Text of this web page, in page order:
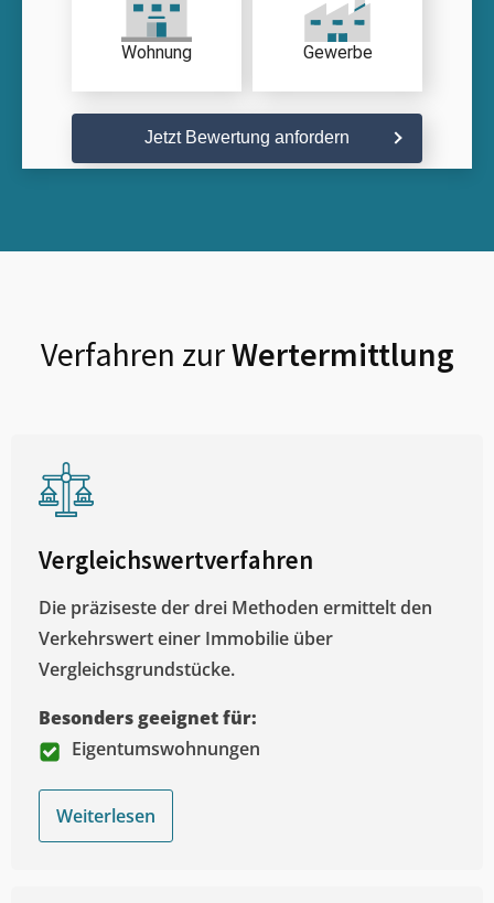
Wohnung Gewerbe
Jetzt Bewertung anfordern
Verfahren zurWertermittlung
Vergleichswertverfahren
Die präziseste der drei Methoden ermittelt den
Verkehrswert einer Immobilie über
Vergleichsgrundstücke.
Besonders geeignet für:
Eigentumswohnungen
Weiterlesen